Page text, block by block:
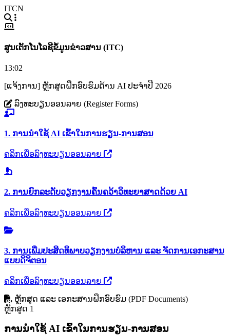
ITCN
ສູນເຕັກໂນໂລຊີຂໍ້ມູນຂ່າວສານ (ITC)
13:02
[ແຈ້ງການ] ຫຼັກສູດຝຶກອົບຮົມດ້ານ AI ປະຈຳປີ 2026
ລົງທະບຽນອອນລາຍ (Register Forms)
1. ການນຳໃຊ້ AI ເຂົ້າໃນການຮຽນ-ການສອນ
ຄລິກເພື່ອລົງທະບຽນອອນລາຍ
2. ການຍົກລະດັບວຽກງານຄົ້ນຄວ້າວິທະຍາສາດດ້ວຍ AI
ຄລິກເພື່ອລົງທະບຽນອອນລາຍ
3. ການເພີ່ມປະສິດທິພາບວຽກງານບໍລິຫານ ແລະ ຈັດການເອກະສານ
ແບບດິຈິຕອນ
ຄລິກເພື່ອລົງທະບຽນອອນລາຍ
ຫຼັກສູດ ແລະ ເອກະສານຝຶກອົບຮົມ (PDF Documents)
ຫຼັກສູດ 1
ການນໍາໃຊ້ AI ເຂົ້າໃນການຮຽນ-ການສອນ